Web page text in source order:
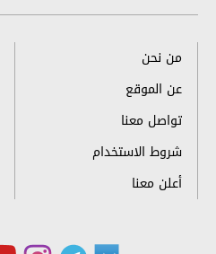
من نحن
عن الموقع
تواصل معنا
شروط الاستخدام
أعلن معنا